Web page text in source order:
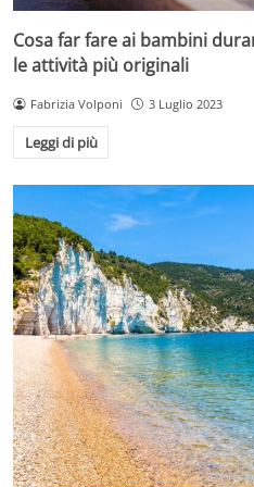
Cosa far fare ai bambini
le attività più originali
Fabrizia Volponi 3 Luglio 2023
Leggi di più